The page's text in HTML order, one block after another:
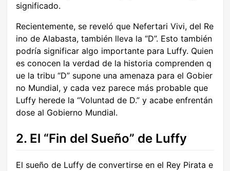
significado.
Recientemente, se reveló que Nefertari Vivi, del Re
ino de Alabasta, también lleva la “D”. Esto también
podría significar algo importante para Luffy. Quien
es conocen la verdad de la historia comprenden q
ue la tribu “D” supone una amenaza para el Gobier
no Mundial, y cada vez parece más probable que
Luffy herede la “Voluntad de D.” y acabe enfrentán
dose al Gobierno Mundial.
2. El “Fin del Sueño” de Luffy
El sueño de Luffy de convertirse en el Rey Pirata e